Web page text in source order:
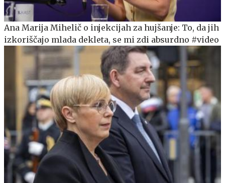
Ana Marija Mihelič o injekcijah za hujšanje: To, da jih
izkoriščajo mlada dekleta, se mi zdi absurdno #video